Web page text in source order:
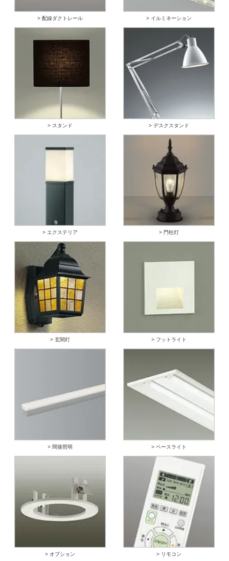
> 配線ダクトレール > イルミネーション
> スタンド > デスクスタンド
> エクステリア > 門柱灯
> 玄関灯 > フットライト
> 間接照明 > ベースライト
> オプション > リモコン